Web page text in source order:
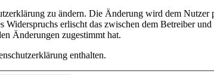
zu ändern. Die Änderung wird dem Nutzer
erlischt das zwischen dem Betreiber
Änderungen zugestimmt hat.
enthalten.